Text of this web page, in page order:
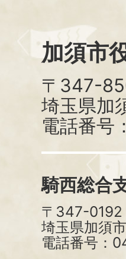
加須市
〒347-
埼玉県加
電話番号
騎西総合
〒347-0192
埼玉県加須
電話番号：